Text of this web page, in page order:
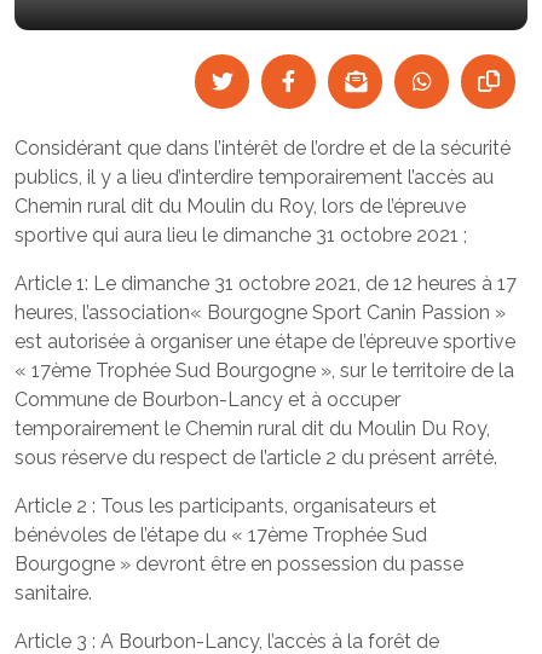
Considérant que dans l’intérêt de l’ordre et de la sécurité
publics, il y a lieu d’interdire temporairement l’accès au
Chemin rural dit du Moulin du Roy, lors de l’épreuve
sportive qui aura lieu le dimanche 31 octobre 2021 ;
Article 1: Le dimanche 31 octobre 2021, de 12 heures à 17
heures, l’association« Bourgogne Sport Canin Passion »
est autorisée à organiser une étape de l’épreuve sportive
« 17ème Trophée Sud Bourgogne », sur le territoire de la
Commune de Bourbon-Lancy et à occuper
temporairement le Chemin rural dit du Moulin Du Roy,
sous réserve du respect de l’article 2 du présent arrêté.
Article 2 : Tous les participants, organisateurs et
bénévoles de l’étape du « 17ème Trophée Sud
Bourgogne » devront être en possession du passe
sanitaire.
Article 3 : A Bourbon-Lancy, l’accès à la forêt de